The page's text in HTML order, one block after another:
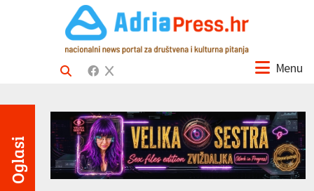
Menu
Oglasi